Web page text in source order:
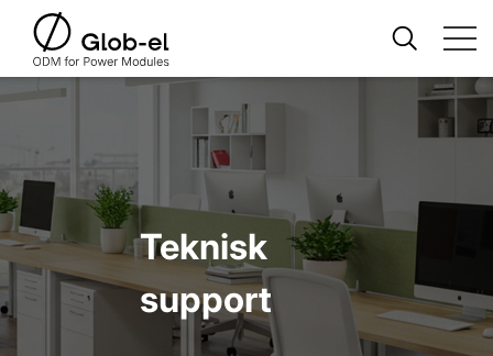
Teknisk
support